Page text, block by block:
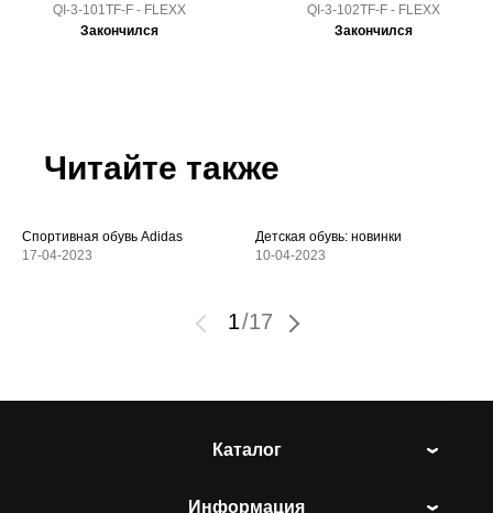
QI-3-101TF-F - FLEXX
Закончился
QI-3-102TF-F - FLEXX
Закончился
Читайте также
Спортивная обувь Adidas
17-04-2023
Детская обувь: новинки
10-04-2023
1/17
Каталог
Информация